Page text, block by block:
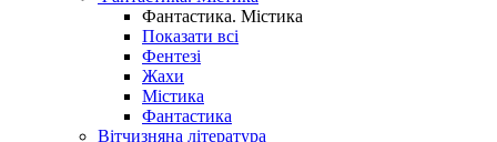
Фантастика. Містика
Показати всі
Фентезі
Жахи
Містика
Фантастика
Вітчизняна література